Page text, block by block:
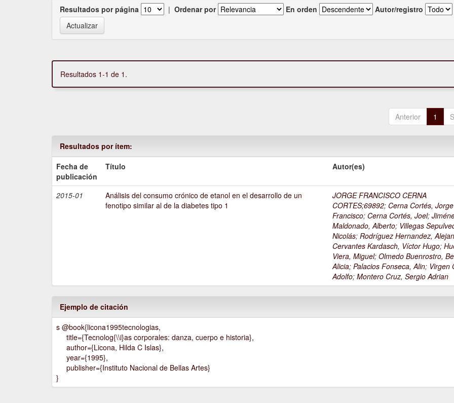
Resultados por página | Ordenar por En orden Autor/registro
Resultados 1-1 de 1.
Anterior 1
Resultados por ítem:
Fecha de
publicación
Título Autor(es)
2015-01
Análisis del consumo crónico de etanol en el desarrollo de un
fenotipo similar al de la diabetes tipo 1
JORGE FRANCISCO CERNA
CORTES;69892; Cerna Cortés, Jorge
Francisco; Cerna Cortés, Joel;
Maldonado, Alberto; Villegas
Nicolás;Rodríguez Hernandez,
Cervantes Kardasch, Víctor Hugo;
Viera, Miguel;Olmedo Buenrostro,
Alicia;Palacios Fonseca, Alin; Virgen
Adolfo;Montero Cruz, Sergio Adrian
Ejemplo de citación
s @book{licona1995tecnologias,
title={Tecnolog{\\i}as corporales: danza, cuerpo e historia},
author={Licona, Hilda C Islas},
year={1995},
publisher={Instituto Nacional de Bellas Artes}
}